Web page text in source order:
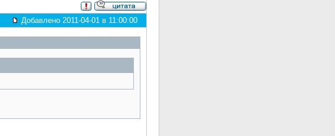
Добавлено 2011-04-01 в 11:00:00